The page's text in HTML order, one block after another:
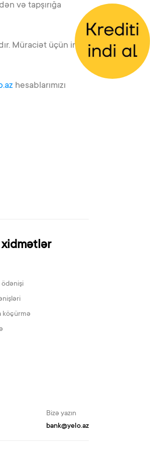
və tapşırığa
Müraciət üçün indi
hesablarımızı
köçürmə
Bizə yazın
bank@yelo.az